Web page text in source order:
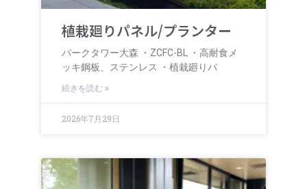
植栽廻りパネル/プランター
パークタワー大森 ・ZCFC-BL ・高耐食メ
ッキ鋼板、ステンレス ・植栽廻りパ
続きを読む »
2026年7月29日